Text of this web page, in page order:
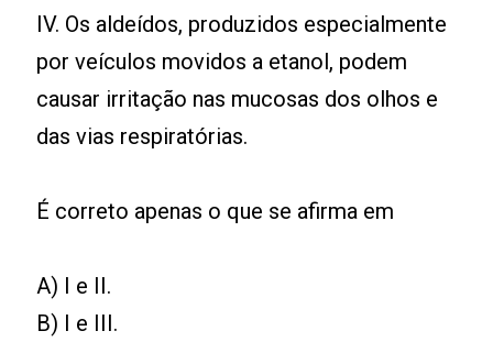
IV. Os aldeídos, produzidos especialmente
por veículos movidos a etanol, podem
causar irritação nas mucosas dos olhos e
das vias respiratórias.
É correto apenas o que se afirma em
A) I e II.
B) I e III.